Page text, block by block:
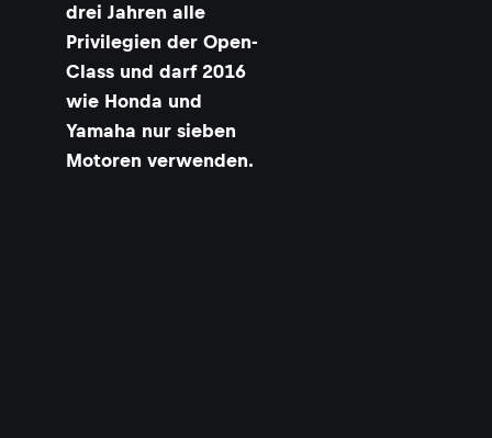
drei Jahren alle
Privilegien der Open-
Class und darf 2016
wie Honda und
Yamaha nur sieben
Motoren verwenden.